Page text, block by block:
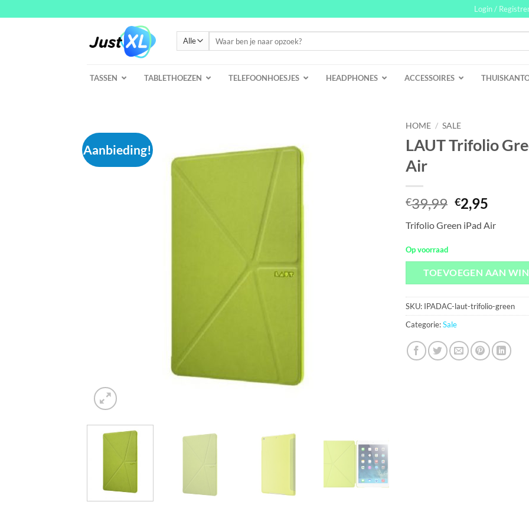
naar
Login /
TASSEN TABLETHOEZEN TELEFOONHOESJES HEADPHONES ACCESSOIRES
Aanbieding!
HOME / SALE
LAUT Trifolio
Air
€39,99
prijs
was:
€2,95
is:
Trifolio Green iPad Air
Op voorraad
TOEVOEGEN AAN
SKU: IPADAC-laut-trifolio-green
Categorie:Sale